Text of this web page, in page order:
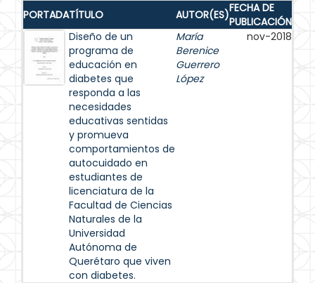
PORTADATÍTULO AUTOR(ES)FECHA DE
PUBLICACIÓN
Diseño de un
programa de
educación en
diabetes que
responda a las
necesidades
educativas sentidas
y promueva
comportamientos de
autocuidado en
estudiantes de
licenciatura de la
Facultad de Ciencias
Naturales de la
Universidad
Autónoma de
Querétaro que viven
con diabetes.
María
Berenice
Guerrero
López
nov-2018